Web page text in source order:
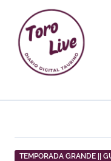
contenido
TEMPORADA GRANDE ||